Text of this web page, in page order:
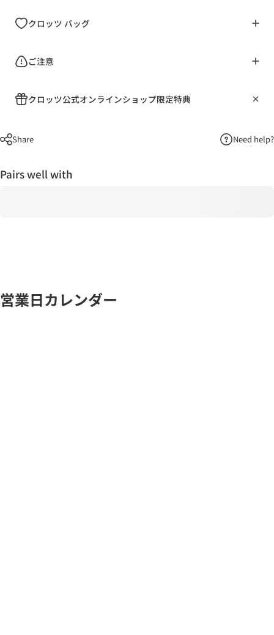
クロッツ バッグ
ご注意
クロッツ公式オンラインショップ限定特典
Share Need help?
Pairs well with
営業日カレンダー